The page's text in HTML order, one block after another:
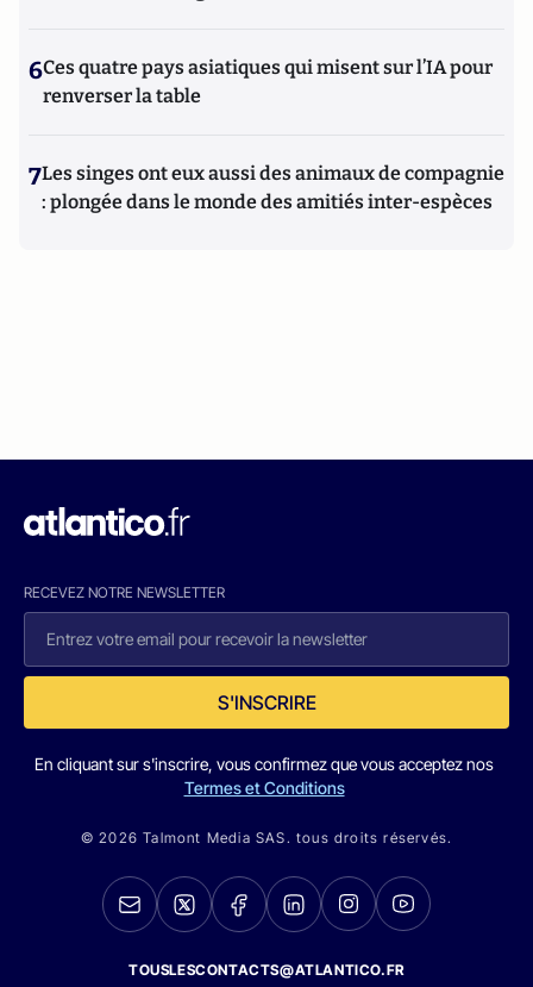
6Ces quatre pays asiatiques qui misent sur l’IA pour
renverser la table
7Les singes ont eux aussi des animaux de compagnie
: plongée dans le monde des amitiés inter-espèces
RECEVEZ NOTRE NEWSLETTER
S'INSCRIRE
En cliquant sur s'inscrire, vous confirmez que vous acceptez nos
Termes et Conditions
© 2026 Talmont Media SAS. tous droits réservés.
TOUSLESCONTACTS@ATLANTICO.FR